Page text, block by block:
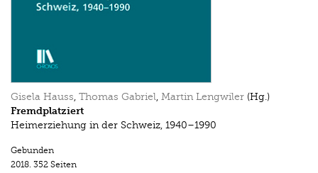
Gisela Hauss, Thomas Gabriel, Martin Lengwiler (Hg.)
Fremdplatziert
Heimerziehung in der Schweiz, 1940–1990
Gebunden
2018. 352 Seiten